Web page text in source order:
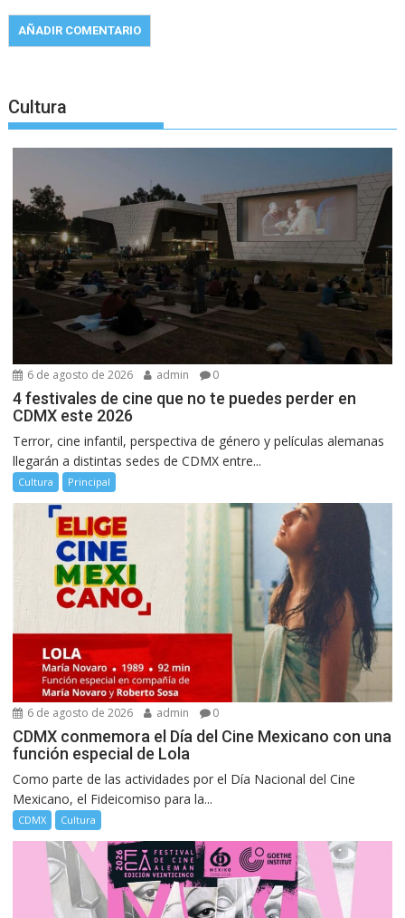
Cultura
6 de agosto de 2026 admin 0
4 festivales de cine que no te puedes perder en
CDMX este 2026
Terror, cine infantil, perspectiva de género y películas alemanas
llegarán a distintas sedes de CDMX entre...
Cultura Principal
6 de agosto de 2026 admin 0
CDMX conmemora el Día del Cine Mexicano con una
función especial de Lola
Como parte de las actividades por el Día Nacional del Cine
Mexicano, el Fideicomiso para la...
CDMX Cultura